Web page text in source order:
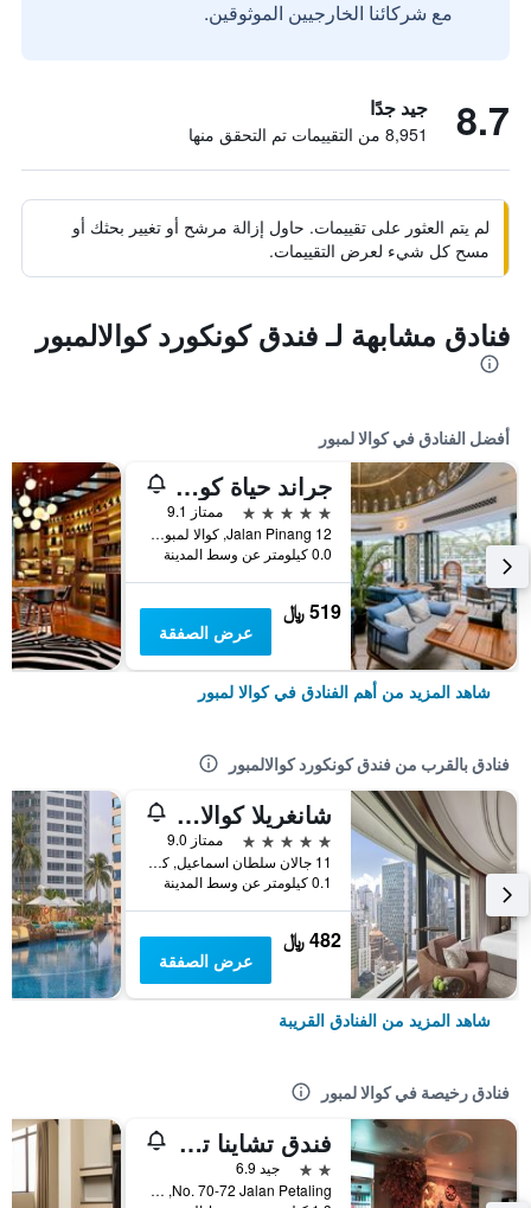
مع شركائنا الخارجيين الموثوقين.
8.7 جيد جدًا
8,951 من التقييمات تم التحقق منها
لم يتم العثور على تقييمات. حاول إزالة مرشح أو تغيير بحثك أو
مسح كل شيء لعرض التقييمات.
فنادق مشابهة لـ فندق كونكورد كوالالمبور
أفضل الفنادق في كوالا لمبور
جراند حياة كوالالمبور
5 نجوم
ممتاز 9.1
12 Jalan Pinang, كوالا لمبور, ماليزيا
0.0 كيلومتر عن وسط المدينة
519 ﷼
عرض الصفقة
شاهد المزيد من أهم الفنادق في كوالا لمبور
فنادق بالقرب من فندق كونكورد كوالالمبور
شانغريلا كوالالمبور
5 نجوم
ممتاز 9.0
11 جالان سلطان اسماعيل, كوالا لمبور, ماليزيا
0.1 كيلومتر عن وسط المدينة
482 ﷼
عرض الصفقة
شاهد المزيد من الفنادق القريبة
فنادق رخيصة في كوالا لمبور
فندق تشاينا تاون 2
2 نجمتين
جيد 6.9
No. 70-72 Jalan Petaling, كوالا لمبور, ماليزيا